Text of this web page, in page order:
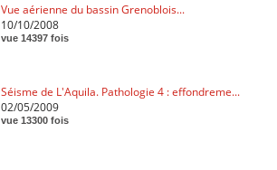
Vue aérienne du bassin Grenoblois...
10/10/2008
vue 14397 fois
Séisme de L'Aquila. Pathologie 4 : effondreme...
02/05/2009
vue 13300 fois